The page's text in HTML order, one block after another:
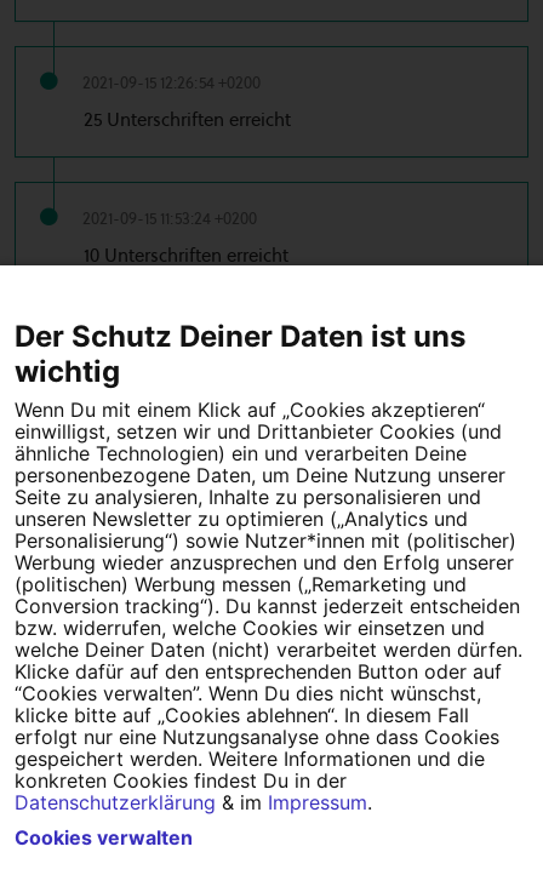
2021-09-15 12:26:54 +0200
25 Unterschriften erreicht
2021-09-15 11:53:24 +0200
10 Unterschriften erreicht
Tipps für deine Petition
Darum WeAct
Partnerprogramm
Erfolgreiche Petitionen
FAQs
Nutzungsbedingungen
Datenschutz
Impressum
Cookie-Einstellungen
Powered byCampact
Der Schutz Deiner Daten ist uns
wichtig
Wenn Du mit einem Klick auf „Cookies akzeptieren“
einwilligst, setzen wir und Drittanbieter Cookies (und
ähnliche Technologien) ein und verarbeiten Deine
personenbezogene Daten, um Deine Nutzung unserer
Seite zu analysieren, Inhalte zu personalisieren und
unseren Newsletter zu optimieren („Analytics und
Personalisierung“) sowie Nutzer*innen mit (politischer)
Werbung wieder anzusprechen und den Erfolg unserer
(politischen) Werbung messen („Remarketing und
Conversion tracking“). Du kannst jederzeit entscheiden
bzw. widerrufen, welche Cookies wir einsetzen und
welche Deiner Daten (nicht) verarbeitet werden dürfen.
Klicke dafür auf den entsprechenden Button oder auf
“Cookies verwalten”. Wenn Du dies nicht wünschst,
klicke bitte auf „Cookies ablehnen“. In diesem Fall
erfolgt nur eine Nutzungsanalyse ohne dass Cookies
gespeichert werden. Weitere Informationen und die
konkreten Cookies findest Du in der
Datenschutzerklärung & im Impressum.
Cookies verwalten